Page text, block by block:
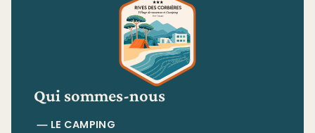
Qui sommes-nous
LE CAMPING